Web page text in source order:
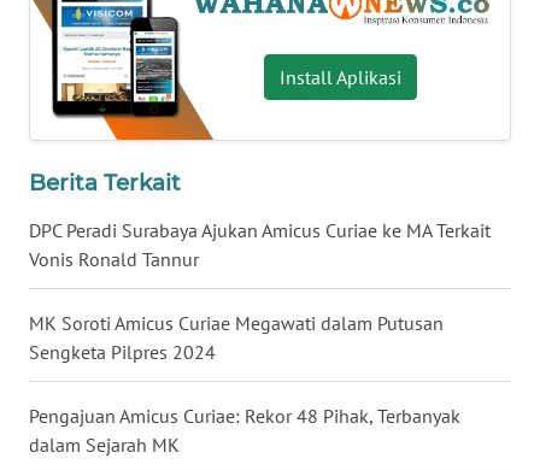
Install Aplikasi
Berita Terkait
DPC Peradi Surabaya Ajukan Amicus Curiae ke MA Terkait
Vonis Ronald Tannur
MK Soroti Amicus Curiae Megawati dalam Putusan
Sengketa Pilpres 2024
Pengajuan Amicus Curiae: Rekor 48 Pihak, Terbanyak
dalam Sejarah MK
WN
SULTRA
WN
NTB
WN
WN
WN